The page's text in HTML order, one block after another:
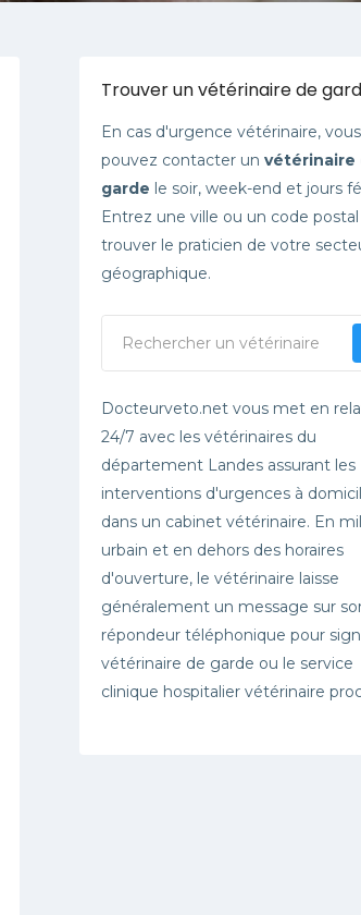
Trouver un vétérinaire de
En cas d'urgence vétérinaire, vous
pouvez contacter un vétérinaire
garde le soir, week-end et jours
Entrez une ville ou un code
trouver le praticien de votre
géographique.
Docteurveto.net vous met en
24/7 avec les vétérinaires du
département Landes assurant les
interventions d'urgences à
dans un cabinet vétérinaire. En
urbain et en dehors des horaires
d'ouverture, le vétérinaire laisse
généralement un message sur
répondeur téléphonique pour
vétérinaire de garde ou le service
clinique hospitalier vétérinaire